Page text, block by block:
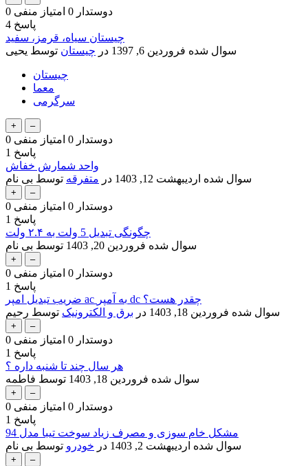
0 دوستدار 0 امتیاز منفی
4 پاسخ
چیستان سیاه، قرمز، سفید
سوال شده فروردین 6, 1397 در چیستان توسط یحیی
چیستان
معما
سرگرمی
0 دوستدار 0 امتیاز منفی
1 پاسخ
واحد شمارش خفاش
سوال شده اردیبهشت 12, 1403 در متفرقه توسط بی نام
0 دوستدار 0 امتیاز منفی
1 پاسخ
چگونگی تبدیل 5 ولت به ۲.۴ ولت
سوال شده فروردین 20, 1403 توسط بی نام
0 دوستدار 0 امتیاز منفی
1 پاسخ
ضریب تبدیل امپر ac به آمپر dc چقدر هست؟
سوال شده فروردین 18, 1403 در برق و الکترونیک توسط رحیم
0 دوستدار 0 امتیاز منفی
1 پاسخ
هر سال چند تا شنبه داره ؟
سوال شده فروردین 18, 1403 توسط فاطمه
0 دوستدار 0 امتیاز منفی
1 پاسخ
مشکل خام سوزی و مصرف زیاد سوخت تیبا مدل 94
سوال شده اردیبهشت 2, 1403 در خودرو توسط بی نام